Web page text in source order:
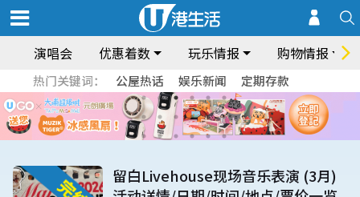
演唱会 优惠着数 玩乐情报 购物情报
热门关键词： 公屋热话 娱乐新闻 定期存款
留白Livehouse现场音乐表演 (3月)